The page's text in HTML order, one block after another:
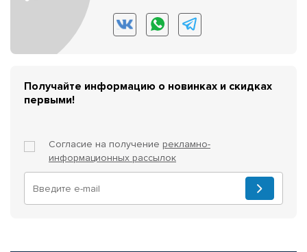
Получайте информацию о новинках и скидках
первыми!
Согласие на получение рекламно-
информационных рассылок